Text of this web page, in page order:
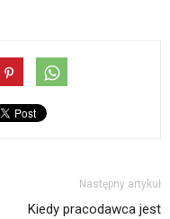
Następny artykuł
Kiedy pracodawca jest